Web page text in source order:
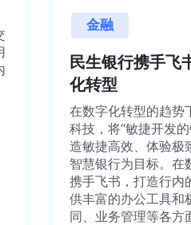
交
用
内
金融
民生银行携
化转型
在数字化转型的
科技，将“敏捷
造敏捷高效、体
智慧银行为目标
携手飞书，打造
供丰富的办公工
同、业务管理等